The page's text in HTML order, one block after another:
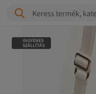
Keress termék,
INGYENES
SZÁLLÍTÁS